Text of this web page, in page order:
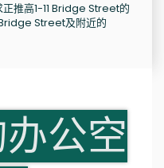
推高1-11 Bridge Street的
Street及附近的
公空